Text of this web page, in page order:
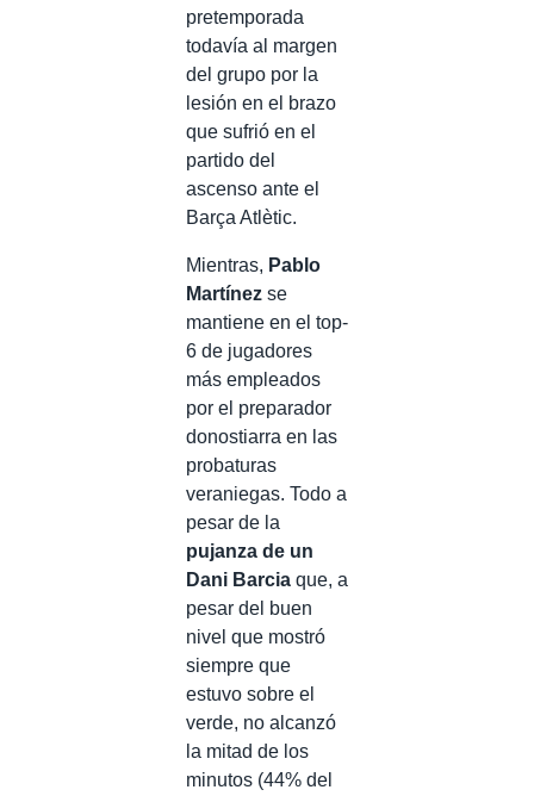
pretemporada
todavía al margen
del grupo por la
lesión en el brazo
que sufrió en el
partido del
ascenso ante el
Barça Atlètic.
Mientras, Pablo
Martínez se
mantiene en el top-
6 de jugadores
más empleados
por el preparador
donostiarra en las
probaturas
veraniegas. Todo a
pesar de la
pujanza de un
Dani Barcia que, a
pesar del buen
nivel que mostró
siempre que
estuvo sobre el
verde, no alcanzó
la mitad de los
minutos (44% del